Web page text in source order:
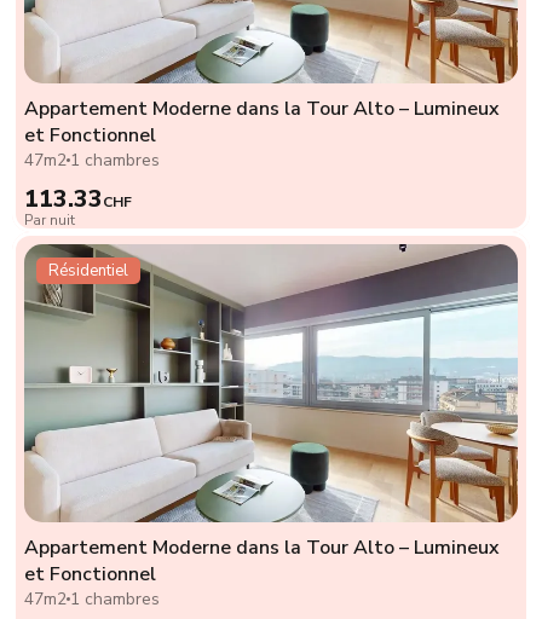
Appartement Moderne dans la Tour Alto – Lumineux
et Fonctionnel
47m2 1 chambres
113.33CHF
Par nuit
Résidentiel
Appartement Moderne dans la Tour Alto – Lumineux
et Fonctionnel
47m2 1 chambres